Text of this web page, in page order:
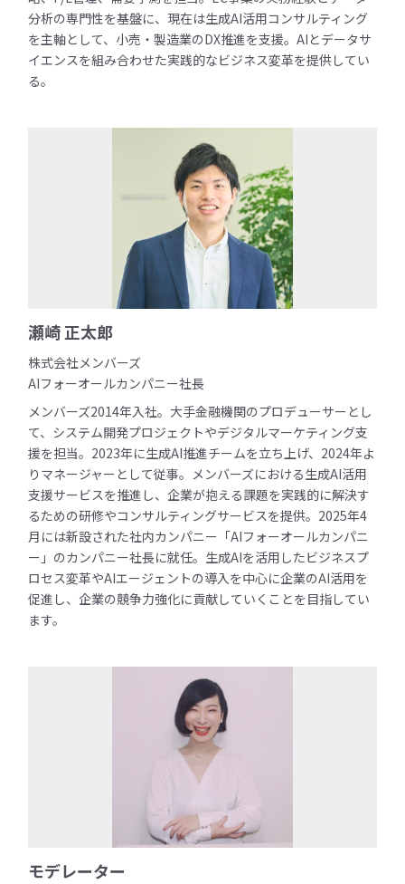
分析の専門性を基盤に、現在は生成AI活用コンサルティング
を主軸として、小売・製造業のDX推進を支援。AIとデータサ
イエンスを組み合わせた実践的なビジネス変革を提供してい
る。
瀬崎 正太郎
株式会社メンバーズ
AIフォーオールカンパニー社長
メンバーズ2014年入社。大手金融機関のプロデューサーとし
て、システム開発プロジェクトやデジタルマーケティング支
援を担当。2023年に生成AI推進チームを立ち上げ、2024年よ
りマネージャーとして従事。メンバーズにおける生成AI活用
支援サービスを推進し、企業が抱える課題を実践的に解決す
るための研修やコンサルティングサービスを提供。2025年4
月には新設された社内カンパニー「AIフォーオールカンパニ
ー」のカンパニー社長に就任。生成AIを活用したビジネスプ
ロセス変革やAIエージェントの導入を中心に企業のAI活用を
促進し、企業の競争力強化に貢献していくことを目指してい
ます。
モデレーター